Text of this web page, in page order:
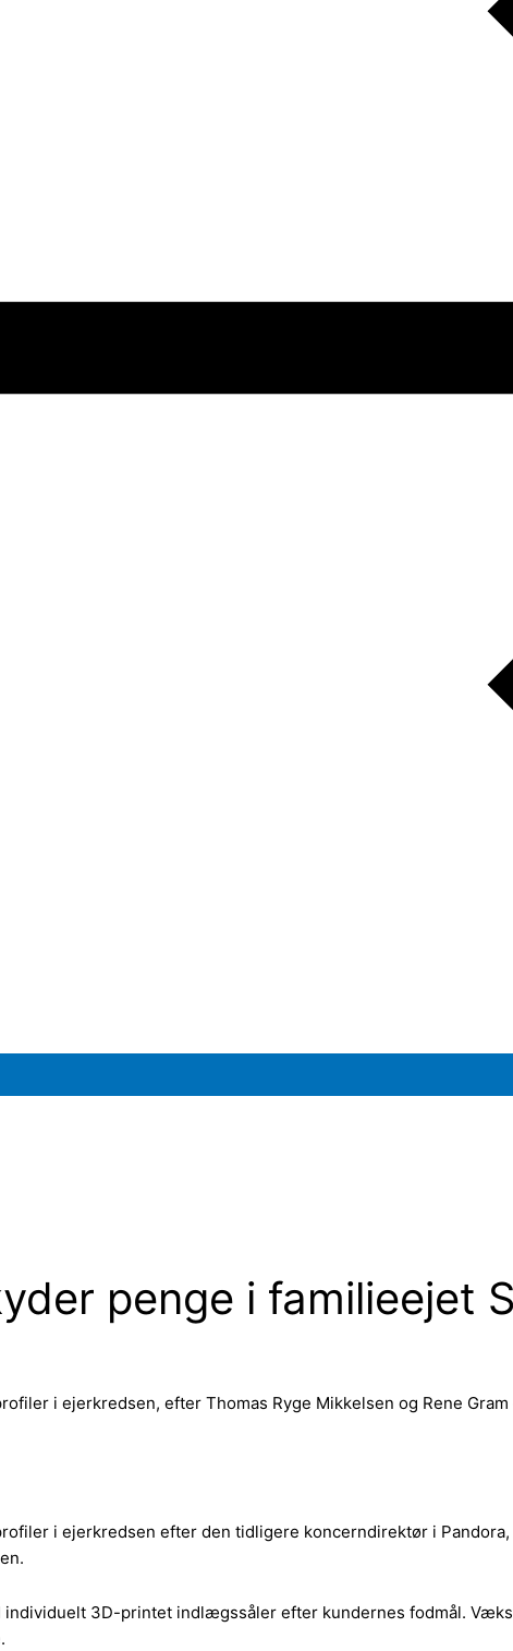
penge i familieejet
i ejerkredsen, efter Thomas Ryge Mikkelsen og Rene
i ejerkredsen efter den tidligere koncerndirektør i
3D-printet indlægssåler efter kundernes fodmål.